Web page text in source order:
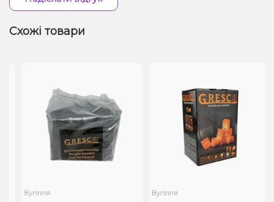
Схожі товари
Вугілля
Вугілля